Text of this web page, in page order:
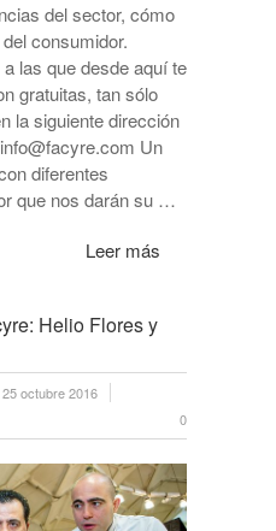
del sector, cómo
consumidor.
las que desde aquí te
gratuitas, tan sólo
la siguiente dirección
Un
diferentes
que nos darán su …
Leer más
Helio Flores y
25 octubre 2016
0